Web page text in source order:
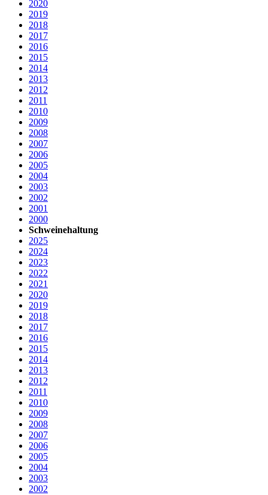
2020
2019
2018
2017
2016
2015
2014
2013
2012
2011
2010
2009
2008
2007
2006
2005
2004
2003
2002
2001
2000
Schweinehaltung
2025
2024
2023
2022
2021
2020
2019
2018
2017
2016
2015
2014
2013
2012
2011
2010
2009
2008
2007
2006
2005
2004
2003
2002